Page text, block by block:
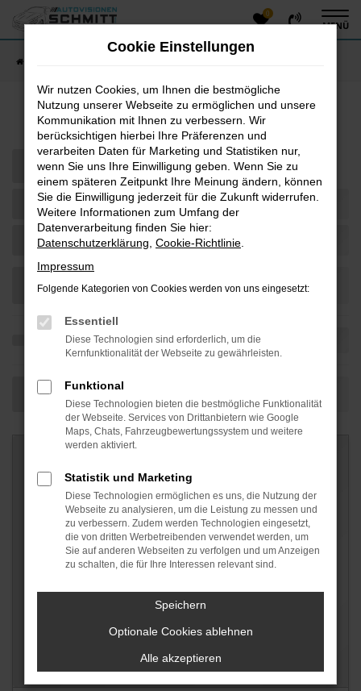
Zum
Hauptinhalt
0
MENÜ
Fahrzeug-Showroom
Cookie Einstellungen
Wir nutzen Cookies, um Ihnen die bestmögliche
Nutzung unserer Webseite zu ermöglichen und unsere
Kommunikation mit Ihnen zu verbessern. Wir
berücksichtigen hierbei Ihre Präferenzen und
verarbeiten Daten für Marketing und Statistiken nur,
wenn Sie uns Ihre Einwilligung geben. Wenn Sie zu
einem späteren Zeitpunkt Ihre Meinung ändern, können
Sie die Einwilligung jederzeit für die Zukunft widerrufen.
Weitere Informationen zum Umfang der
Datenverarbeitung finden Sie hier:
Datenschutzerklärung Cookie-Richtlinie
Impressum
Folgende Kategorien von Cookies werden von uns eingesetzt:
Essentiell
Diese Technologien sind erforderlich, um die
Kernfunktionalität der Webseite zu gewährleisten.
Funktional
Diese Technologien bieten die bestmögliche Funktionalität
der Webseite. Services von Drittanbietern wie Google
Maps, Chats, Fahrzeugbewertungssystem und weitere
werden aktiviert.
Statistik und Marketing
Diese Technologien ermöglichen es uns, die Nutzung der
Webseite zu analysieren, um die Leistung zu messen und
zu verbessern. Zudem werden Technologien eingesetzt,
die von dritten Werbetreibenden verwendet werden, um
Sie auf anderen Webseiten zu verfolgen und um Anzeigen
zu schalten, die für Ihre Interessen relevant sind.
Speichern
Optionale Cookies ablehnen
Alle akzeptieren